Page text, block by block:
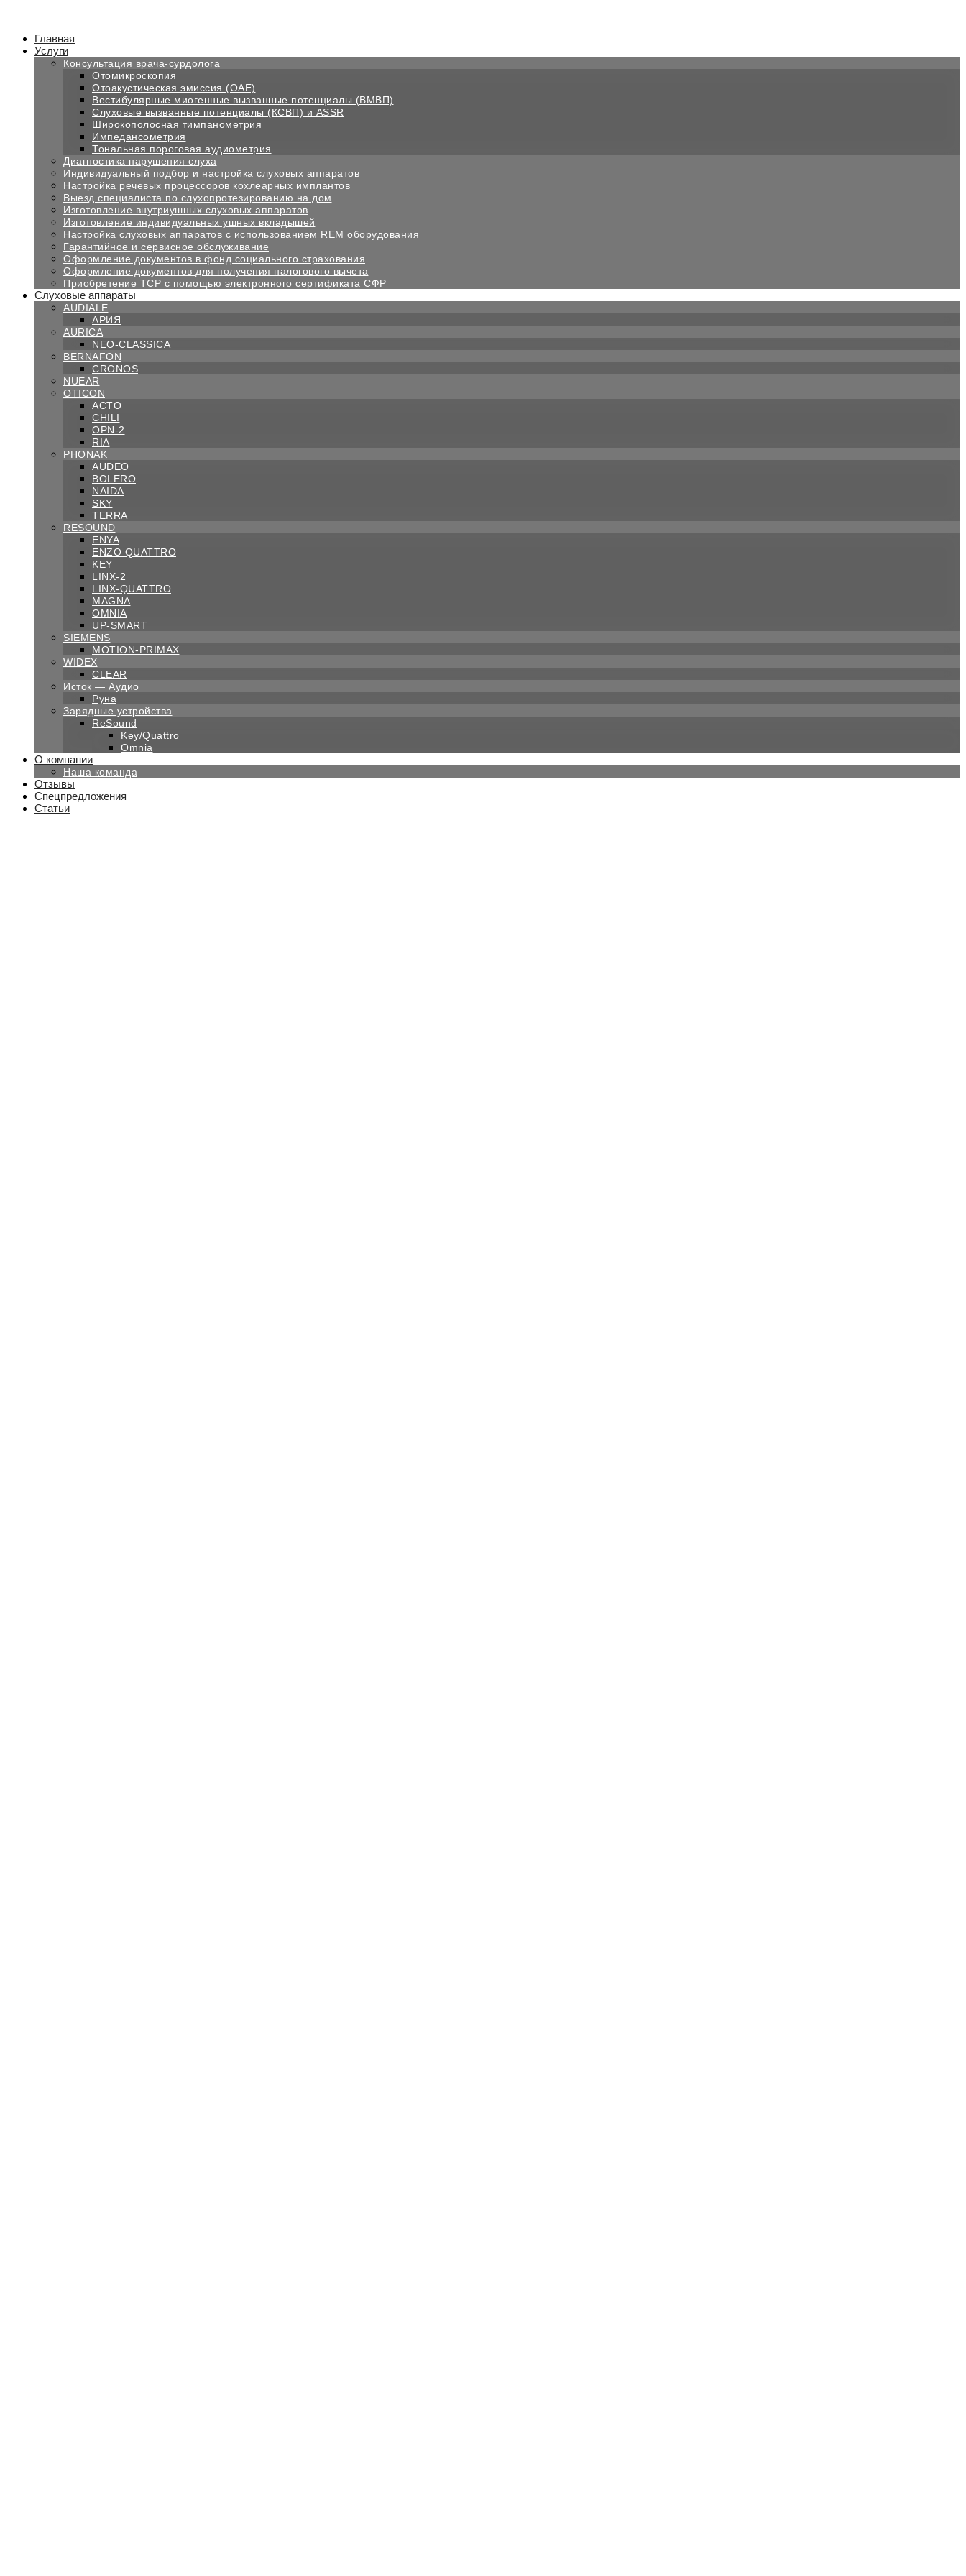
содержимому
Главная
Услуги
Консультация врача-сурдолога
Отомикроскопия
Отоакустическая эмиссия (OAE)
Вестибулярные миогенные вызванные потенциалы (ВМВП)
Слуховые вызванные потенциалы (КСВП) и ASSR
Широкополосная тимпанометрия
Импедансометрия
Тональная пороговая аудиометрия
Диагностика нарушения слуха
Индивидуальный подбор и настройка слуховых аппаратов
Настройка речевых процессоров кохлеарных имплантов
Выезд специалиста по слухопротезированию на дом
Изготовление внутриушных слуховых аппаратов
Изготовление индивидуальных ушных вкладышей
Настройка слуховых аппаратов с использованием REM оборудования
Гарантийное и сервисное обслуживание
Оформление документов в фонд социального страхования
Оформление документов для получения налогового вычета
Приобретение ТСР с помощью электронного сертификата СФР
Слуховые аппараты
AUDIALE
АРИЯ
AURICA
NEO-CLASSICA
BERNAFON
CRONOS
NUEAR
OTICON
ACTO
CHILI
OPN-2
RIA
PHONAK
AUDEO
BOLERO
NAIDA
SKY
TERRA
RESOUND
ENYA
ENZO QUATTRO
KEY
LINX-2
LINX-QUATTRO
MAGNA
OMNIA
UP-SMART
SIEMENS
MOTION-PRIMAX
WIDEX
CLEAR
Исток — Аудио
Руна
Зарядные устройства
ReSound
Key/Quattro
Omnia
О компании
Наша команда
Отзывы
Спецпредложения
Статьи